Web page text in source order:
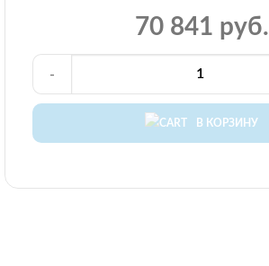
70 841 руб.
В КОРЗИНУ
-